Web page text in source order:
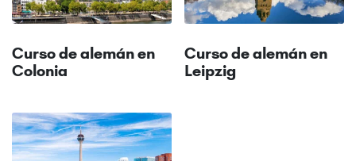
Curso de alemán en
Colonia
Curso de alemán en
Leipzig